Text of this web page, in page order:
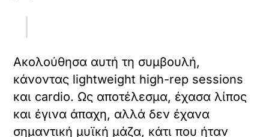
Ακολούθησα αυτή τη συμβουλή,
κάνοντας lightweight high-rep sessions
και cardio. Ως αποτέλεσμα, έχασα λίπος
και έγινα άπαχη, αλλά δεν έχανα
σημαντική μυϊκή μάζα, κάτι που ήταν